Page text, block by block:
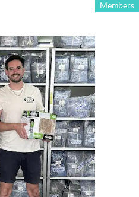
Members